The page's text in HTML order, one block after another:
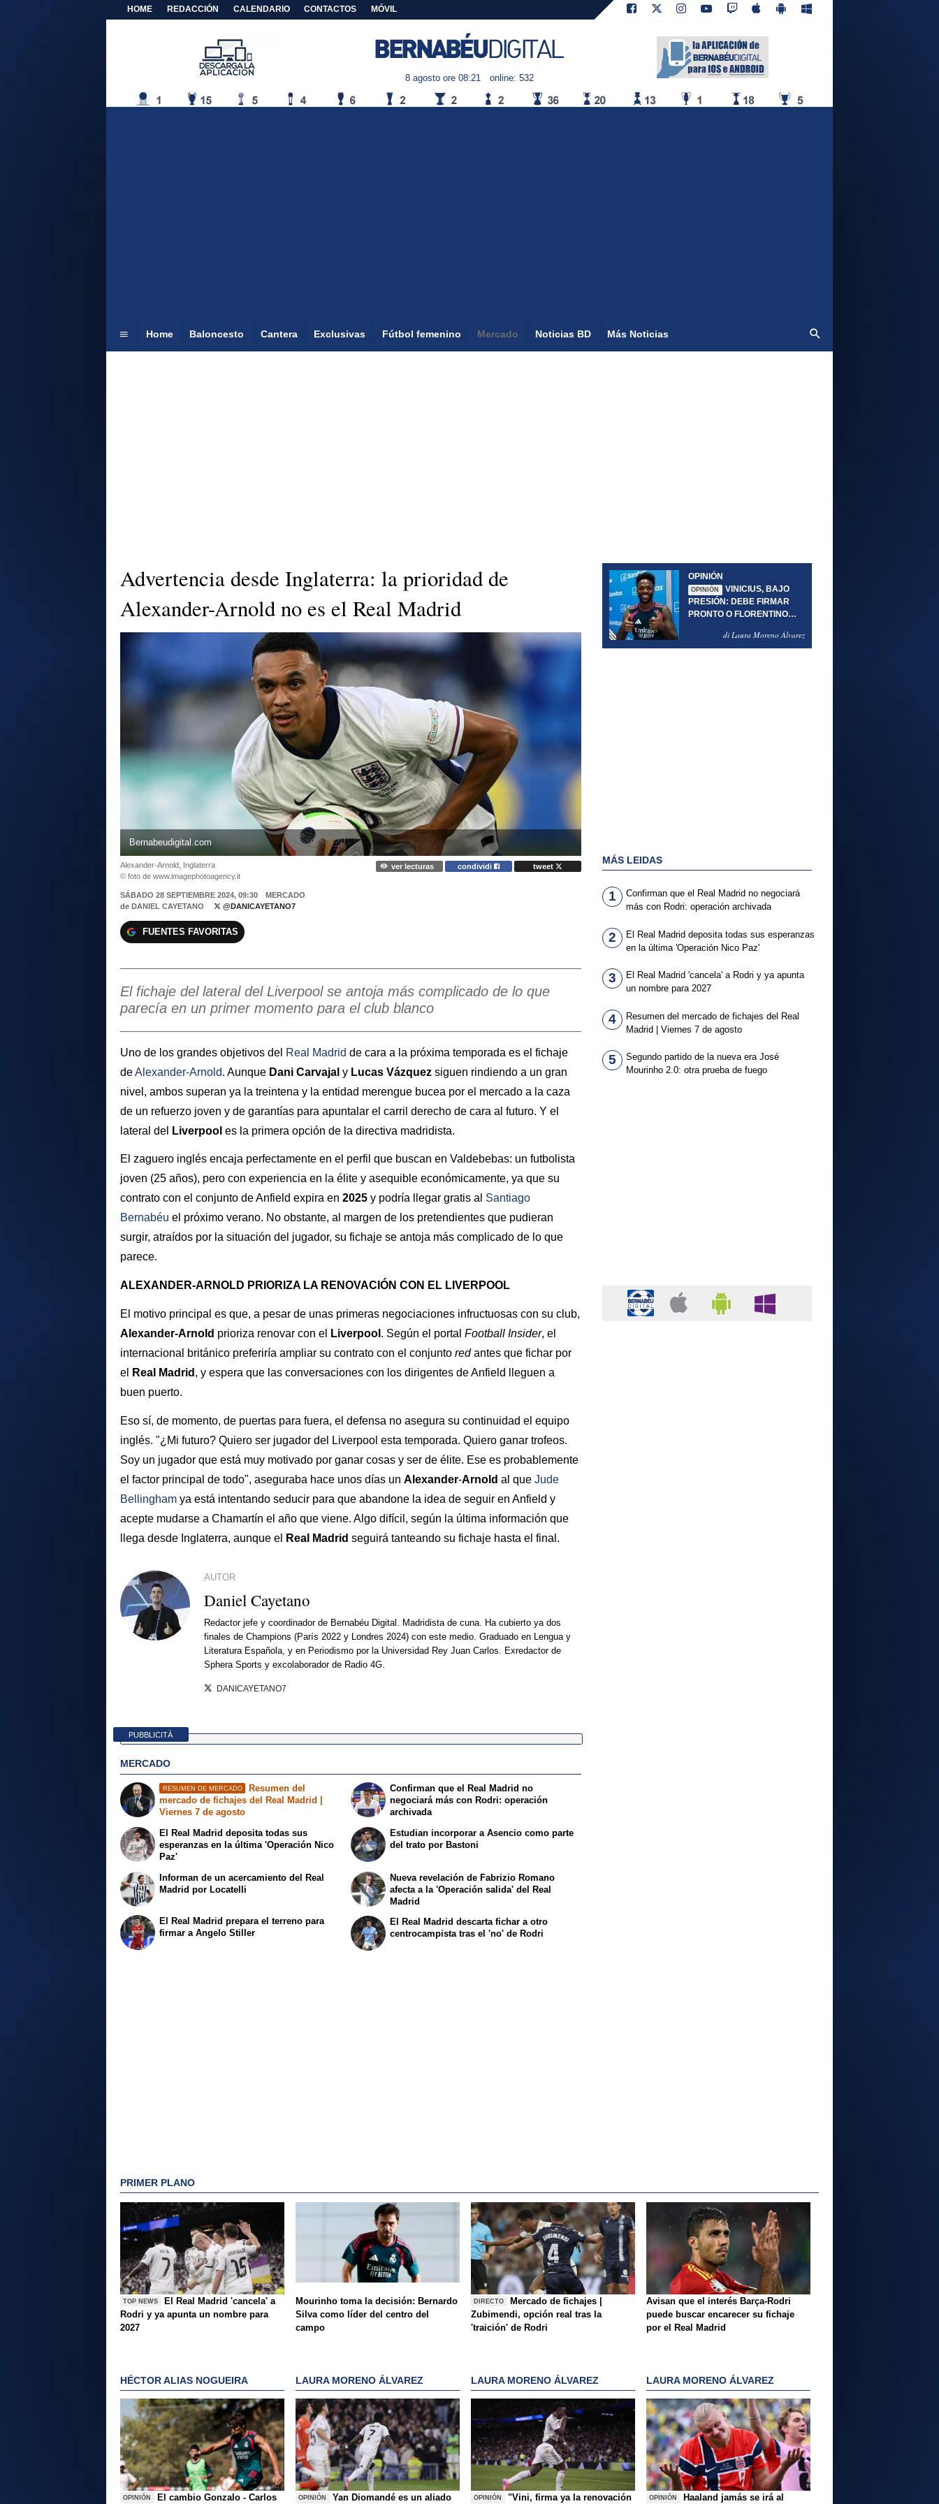
HOME REDACCIÓN CALENDARIO CONTACTOS MÓVIL
8 agosto ore 08:21 online: 532
Home Baloncesto Cantera Exclusivas Fútbol femenino Mercado Noticias BD Más Noticias
Advertencia desde Inglaterra: la prioridad de
Alexander-Arnold no es el Real Madrid
Bernabeudigital.com
Alexander-Arnold, Inglaterra
© foto de www.imagephotoagency.it
ver lecturas condividi tweet
SÁBADO 28 SEPTIEMBRE 2024, 09:30
MERCADO
de DANIEL CAYETANO @DANICAYETANO7
FUENTES FAVORITAS
El fichaje del lateral del Liverpool se antoja más complicado de lo que
parecía en un primer momento para el club blanco
Uno de los grandes objetivos del Real Madrid de cara a la próxima temporada es el fichaje
deAlexander-Arnold. Aunque Dani Carvajal y Lucas Vázquez siguen rindiendo a un gran
nivel, ambos superan ya la treintena y la entidad merengue bucea por el mercado a la caza
de un refuerzo joven y de garantías para apuntalar el carril derecho de cara al futuro. Y el
lateral del
Liverpool es la primera opción de la directiva madridista.
El zaguero inglés encaja perfectamente en el perfil que buscan en Valdebebas: un futbolista
joven (25 años), pero con experiencia en la élite y asequible económicamente, ya que su
contrato con el conjunto de Anfield expira en 2025 y podría llegar gratis al Santiago
Bernabéu el próximo verano. No obstante, al margen de los pretendientes que pudieran
surgir, atraídos por la situación del jugador, su fichaje se antoja más complicado de lo que
parece.
ALEXANDER-ARNOLD PRIORIZA LA RENOVACIÓN CON EL LIVERPOOL
El motivo principal es que, a pesar de unas primeras negociaciones infructuosas con su club,
Alexander-Arnold prioriza renovar con el Liverpool . Según el portal Football Insider, el
internacional británico preferiría ampliar su contrato con el conjunto redantes que fichar por
el
Real Madrid , y espera que las conversaciones con los dirigentes de Anfield lleguen a
buen puerto.
Eso sí, de momento, de puertas para fuera, el defensa no asegura su continuidad el equipo
inglés. "¿Mi futuro? Quiero ser jugador del Liverpool esta temporada. Quiero ganar trofeos.
Soy un jugador que está muy motivado por ganar cosas y ser de élite. Ese es probablemente
el factor principal de todo", aseguraba hace unos días un Alexander-Arnold al que Jude
Bellingham ya está intentando seducir para que abandone la idea de seguir en Anfield y
acepte mudarse a Chamartín el año que viene. Algo difícil, según la última información que
llega desde Inglaterra, aunque el
Real Madrid seguirá tanteando su fichaje hasta el final.
AUTOR
Daniel Cayetano
Redactor jefe y coordinador de Bernabéu Digital. Madridista de cuna. Ha cubierto ya dos
finales de Champions (París 2022 y Londres 2024) con este medio. Graduado en Lengua y
Literatura Española, y en Periodismo por la Universidad Rey Juan Carlos. Exredactor de
Sphera Sports y excolaborador de Radio 4G.
DANICAYETANO7
PUBBLICITÀ
MERCADO
RESUMEN DE MERCADO
Resumen del
mercado de fichajes del Real Madrid |
Viernes 7 de agosto
El Real Madrid deposita todas sus
esperanzas en la última 'Operación Nico
Paz'
Confirman que el Real Madrid no
negociará más con Rodri: operación
archivada
Estudian incorporar a Asencio como parte
del trato por Bastoni
Informan de un acercamiento del Real
Madrid por Locatelli
El Real Madrid prepara el terreno para
firmar a Angelo Stiller
Nueva revelación de Fabrizio Romano
afecta a la 'Operación salida' del Real
Madrid
El Real Madrid descarta fichar a otro
centrocampista tras el 'no' de Rodri
OPINIÓN
OPINIÓN
VINICIUS, BAJO
PRESIÓN: DEBE FIRMAR
PRONTO O FLORENTINO
di Laura Moreno Álvarez
MÁS LEIDAS
1
Confirman que el Real Madrid no negociará
más con Rodri: operación archivada
2
El Real Madrid deposita todas sus esperanzas
en la última 'Operación Nico Paz'
3
El Real Madrid 'cancela' a Rodri y ya apunta
un nombre para 2027
4
Resumen del mercado de fichajes del Real
Madrid | Viernes 7 de agosto
5
Segundo partido de la nueva era José
Mourinho 2.0: otra prueba de fuego
PRIMER PLANO
TOP NEWS
El Real Madrid 'cancela' a
Rodri y ya apunta un nombre para
2027
Mourinho toma la decisión: Bernardo
Silva como líder del centro del
campo
DIRECTO
Mercado de fichajes |
Zubimendi, opción real tras la
'traición' de Rodri
Avisan que el interés Barça-Rodri
puede buscar encarecer su fichaje
por el Real Madrid
HÉCTOR ALIAS NOGUEIRA
OPINIÓN El cambio Gonzalo - Carlos
LAURA MORENO ÁLVAREZ
OPINIÓN Yan Diomandé es un aliado
LAURA MORENO ÁLVAREZ
OPINIÓN "Vini, firma ya la renovación
LAURA MORENO ÁLVAREZ
OPINIÓN Haaland jamás se irá al